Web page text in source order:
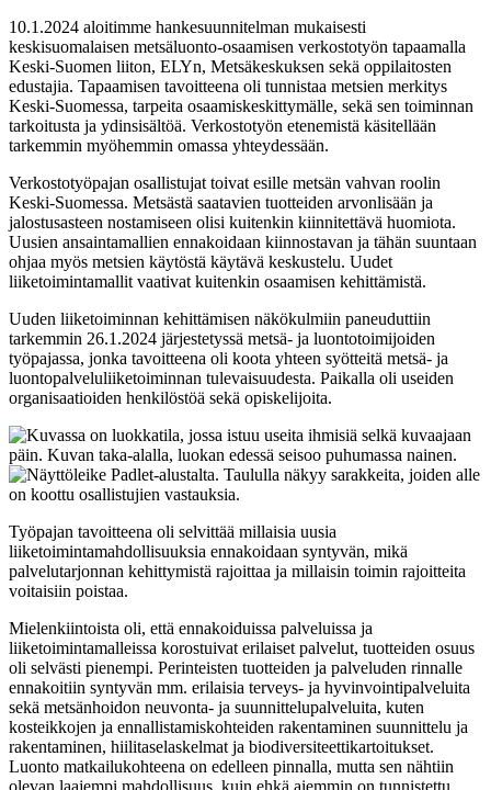
10.1.2024 aloitimme hankesuunnitelman mukaisesti
keskisuomalaisen metsäluonto-osaamisen verkostotyön tapaamalla
Keski-Suomen liiton, ELYn, Metsäkeskuksen sekä oppilaitosten
edustajia. Tapaamisen tavoitteena oli tunnistaa metsien merkitys
Keski-Suomessa, tarpeita osaamiskeskittymälle, sekä sen toiminnan
tarkoitusta ja ydinsisältöä. Verkostotyön etenemistä käsitellään
tarkemmin myöhemmin omassa yhteydessään.
Verkostotyöpajan osallistujat toivat esille metsän vahvan roolin
Keski-Suomessa. Metsästä saatavien tuotteiden arvonlisään ja
jalostusasteen nostamiseen olisi kuitenkin kiinnitettävä huomiota.
Uusien ansaintamallien ennakoidaan kiinnostavan ja tähän suuntaan
ohjaa myös metsien käytöstä käytävä keskustelu. Uudet
liiketoimintamallit vaativat kuitenkin osaamisen kehittämistä.
Uuden liiketoiminnan kehittämisen näkökulmiin paneuduttiin
tarkemmin 26.1.2024 järjestetyssä metsä- ja luontotoimijoiden
työpajassa, jonka tavoitteena oli koota yhteen syötteitä metsä- ja
luontopalveluliiketoiminnan tulevaisuudesta. Paikalla oli useiden
organisaatioiden henkilöstöä sekä opiskelijoita.
Työpajan tavoitteena oli selvittää millaisia uusia
liiketoimintamahdollisuuksia ennakoidaan syntyvän, mikä
palvelutarjonnan kehittymistä rajoittaa ja millaisin toimin rajoitteita
voitaisiin poistaa.
Mielenkiintoista oli, että ennakoiduissa palveluissa ja
liiketoimintamalleissa korostuivat erilaiset palvelut, tuotteiden osuus
oli selvästi pienempi. Perinteisten tuotteiden ja palveluden rinnalle
ennakoitiin syntyvän mm. erilaisia terveys- ja hyvinvointipalveluita
sekä metsänhoidon neuvonta- ja suunnittelupalveluita, kuten
kosteikkojen ja ennallistamiskohteiden rakentaminen suunnittelu ja
rakentaminen, hiilitaselaskelmat ja biodiversiteettikartoitukset.
Luonto matkailukohteena on edelleen pinnalla, mutta sen nähtiin
olevan laajempi mahdollisuus, kuin ehkä aiemmin on tunnistettu.